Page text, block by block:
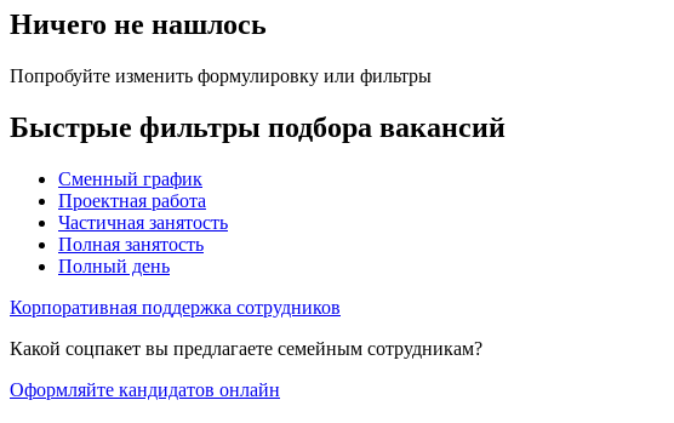
Ничего не нашлось
Попробуйте изменить формулировку или фильтры
Быстрые фильтры подбора вакансий
Сменный график
Проектная работа
Частичная занятость
Полная занятость
Полный день
Корпоративная поддержка сотрудников
Какой соцпакет вы предлагаете семейным сотрудникам?
Оформляйте кандидатов онлайн